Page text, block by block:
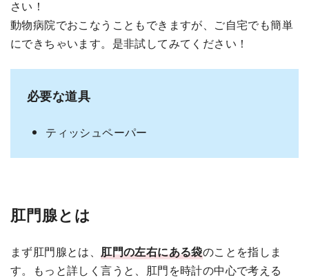
さい！
動物病院でおこなうこともできますが、ご自宅でも簡単
にできちゃいます。是非試してみてください！
必要な道具
ティッシュペーパー
肛門腺とは
まず肛門腺とは、肛門の左右にある袋のことを指しま
す。もっと詳しく言うと、肛門を時計の中心で考える